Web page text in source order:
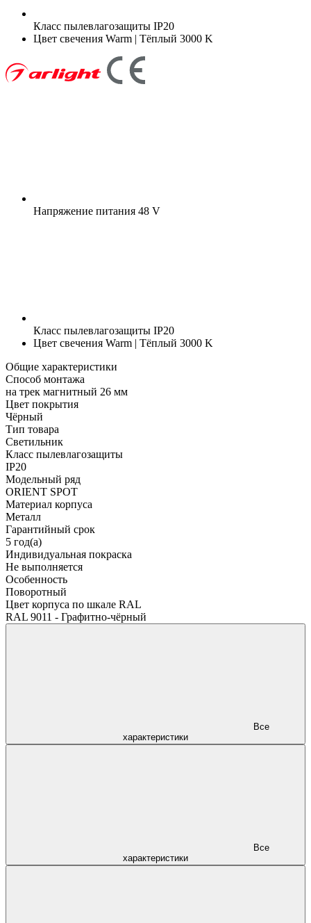
Класс пылевлагозащиты IP20
Цвет свечения Warm | Тёплый 3000 K
Напряжение питания 48 V
Класс пылевлагозащиты IP20
Цвет свечения Warm | Тёплый 3000 K
Общие характеристики
Способ монтажа
на трек магнитный 26 мм
Цвет покрытия
Чёрный
Тип товара
Светильник
Класс пылевлагозащиты
IP20
Модельный ряд
ORIENT SPOT
Материал корпуса
Металл
Гарантийный срок
5 год(а)
Индивидуальная покраска
Не выполняется
Особенность
Поворотный
Цвет корпуса по шкале RAL
RAL 9011 - Графитно-чёрный
характеристики
характеристики